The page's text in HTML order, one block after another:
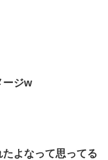
ージw
よなって思ってる